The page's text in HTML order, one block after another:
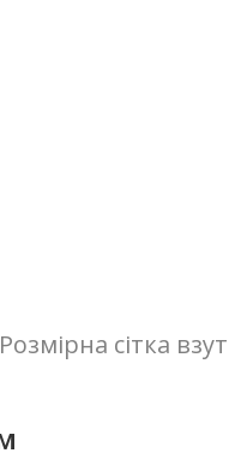
Розмірна сітка